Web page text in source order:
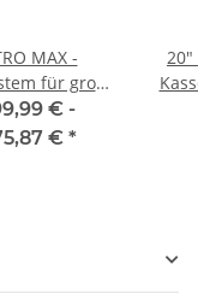
MAX -
für große
mit 5x
und 2
€ -
€ *